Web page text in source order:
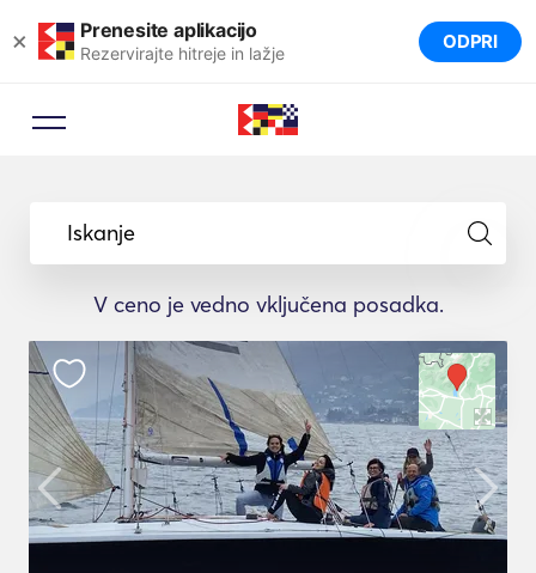
× Prenesite aplikacijo
Rezervirajte hitreje in lažje ODPRI
Iskanje
V ceno je vedno vključena posadka.